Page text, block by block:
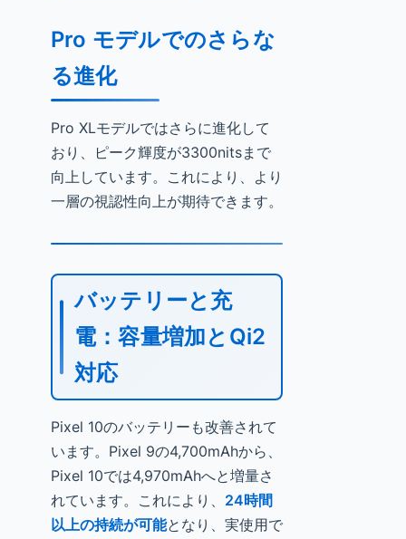
Pro モデルでのさらな
る進化
Pro XLモデルではさらに進化して
おり、ピーク輝度が3300nitsまで
向上しています。これにより、より
一層の視認性向上が期待できます。
バッテリーと充
電：容量増加とQi2
対応
Pixel 10のバッテリーも改善されて
います。Pixel 9の4,700mAhから、
Pixel 10では4,970mAhへと増量さ
れています。これにより、 24時間
以上の持続が可能となり、実使用で